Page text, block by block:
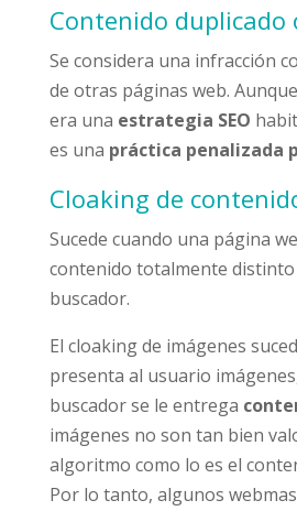
Contenido duplicado
Se considera una infracción
de otras páginas web.
era una estrategia SEO
es una práctica penalizada
Cloaking de
Sucede cuando una página
contenido totalmente
buscador.
El cloaking de imágenes
presenta al usuario
buscador se le entrega
imágenes no son tan bien
algoritmo como lo es el
Por lo tanto, algunos